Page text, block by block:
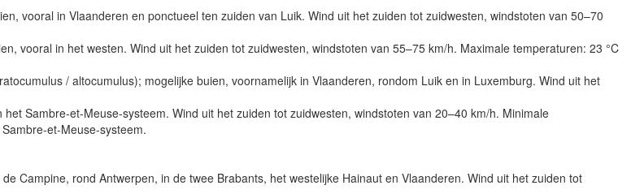
vooral in Vlaanderen en ponctueel ten zuiden van Luik. Wind uit het zuiden tot zuidwesten, windstoten van 50–70
vooral in het westen. Wind uit het zuiden tot zuidwesten, windstoten van 55–75 km/h. Maximale temperaturen: 23 °C
/ altocumulus); mogelijke buien, voornamelijk in Vlaanderen, rondom Luik en in Luxemburg. Wind uit het
Sambre-et-Meuse-systeem. Wind uit het zuiden tot zuidwesten, windstoten van 20–40 km/h. Minimale
et-Meuse-systeem.
Campine, rond Antwerpen, in de twee Brabants, het westelijke Hainaut en Vlaanderen. Wind uit het zuiden tot